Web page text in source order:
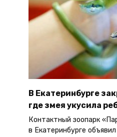
В Екатеринбурге
где змея укусила
Контактный зоопарк
в Екатеринбурге объявил